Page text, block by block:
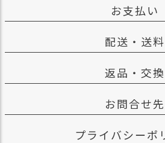
お支払い
配送・送料
返品・交換
お問合せ先
プライバシーポ